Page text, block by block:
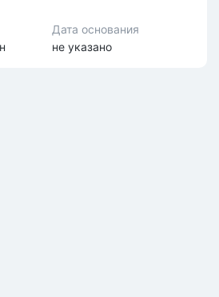
Дата основания
не указано